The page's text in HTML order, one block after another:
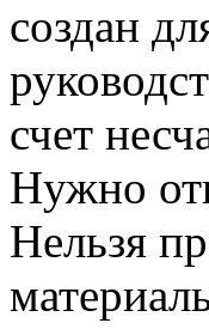
создан
счет
Нужно
Нельзя